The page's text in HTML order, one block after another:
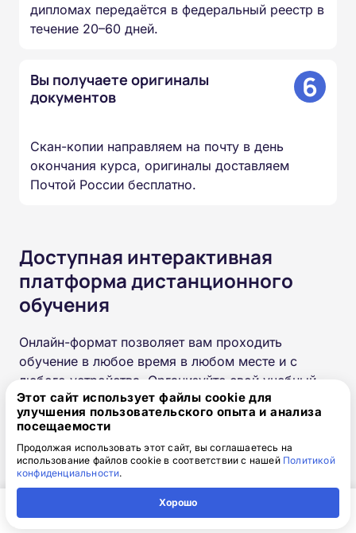
дипломах передаётся в федеральный реестр в
течение 20–60 дней.
Вы получаете оригиналы
документов
6
Скан-копии направляем на почту в день
окончания курса, оригиналы доставляем
Почтой России бесплатно.
Доступная интерактивная
платформа дистанционного
обучения
Онлайн-формат позволяет вам проходить
обучение в любое время в любом месте и с
любого устройства. Организуйте свой учебный
процесс так, как удобно именно вам.
Круглосуточный доступ к
курсам навсегда
Возможность изучать и повторять
Этот сайт использует файлы cookie для
улучшения пользовательского опыта и анализа
посещаемости
Продолжая использовать этот сайт, вы соглашаетесь на
использование файлов cookie в соответствии с нашей Политикой
конфиденциальности.
Хорошо